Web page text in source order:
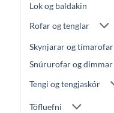
Lok og baldakin
Rofar og tenglar
Skynjarar og tímarofar
Snúrurofar og dimmar
Tengi og tengjaskór
Töfluefni